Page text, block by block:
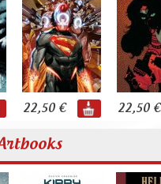
22,50 € 22,50 €